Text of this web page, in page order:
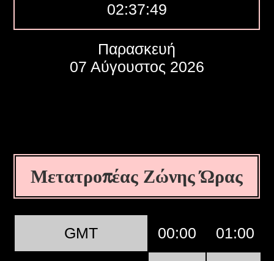
02:37:50
Παρασκευή
07 Αύγουστος 2026
Μετατροπέας Ζώνης Ώρας
GMT 00:00 01:00